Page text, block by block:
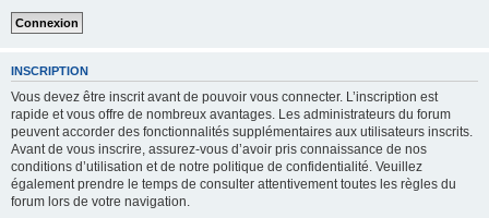
INSCRIPTION
Vous devez être inscrit avant de pouvoir vous connecter. L’inscription est
rapide et vous offre de nombreux avantages. Les administrateurs du forum
peuvent accorder des fonctionnalités supplémentaires aux utilisateurs inscrits.
Avant de vous inscrire, assurez-vous d’avoir pris connaissance de nos
conditions d’utilisation et de notre politique de confidentialité. Veuillez
également prendre le temps de consulter attentivement toutes les règles du
forum lors de votre navigation.